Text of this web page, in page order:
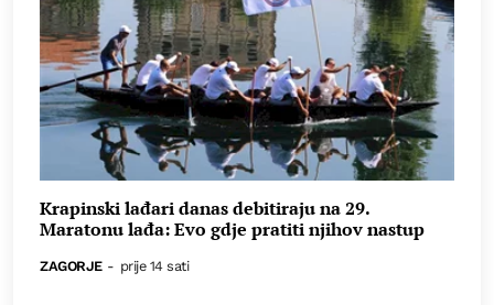
Krapinski lađari danas debitiraju na 29.
Maratonu lađa: Evo gdje pratiti njihov nastup
ZAGORJE - prije 14 sati